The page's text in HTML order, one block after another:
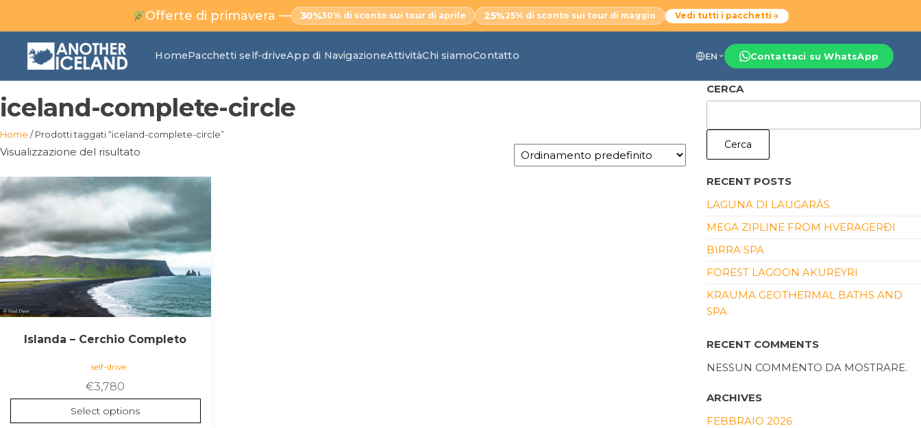
Offerte di primavera — 30%30% di sconto sui tour di aprile 25%25% di sconto sui tour di maggio Vedi tutti i pacchetti
HomePacchetti self-driveApp di NavigazioneAttivitàChi siamoContatto EN Contattaci su WhatsApp
iceland-complete-circle
Home / Prodotti taggati “iceland-complete-circle”
Visualizzazione del risultato
Islanda – Cerchio Completo
self-drive
€3,780
Select options
CERCA
Cerca
RECENT POSTS
LAGUNA DI LAUGARÁS
MEGA ZIPLINE FROM HVERAGERÐI
BIRRA SPA
FOREST LAGOON AKUREYRI
KRAUMA GEOTHERMAL BATHS AND
SPA
RECENT COMMENTS
NESSUN COMMENTO DA MOSTRARE.
ARCHIVES
FEBBRAIO 2026